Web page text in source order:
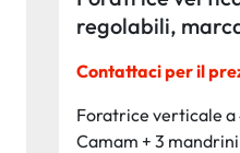
regolabili,
Contattaci per il
Foratrice verticale
Camam + 3